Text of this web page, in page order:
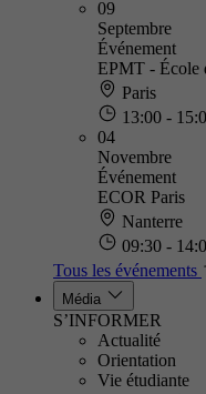
09
Septembre
Événement
EPMT - École
Paris
13:00 -
04
Novembre
Événement
ECOR Paris
Nanterre
09:30 -
Tous les événements
Média
S’INFORMER
Actualité
Orientation
Vie étudiante